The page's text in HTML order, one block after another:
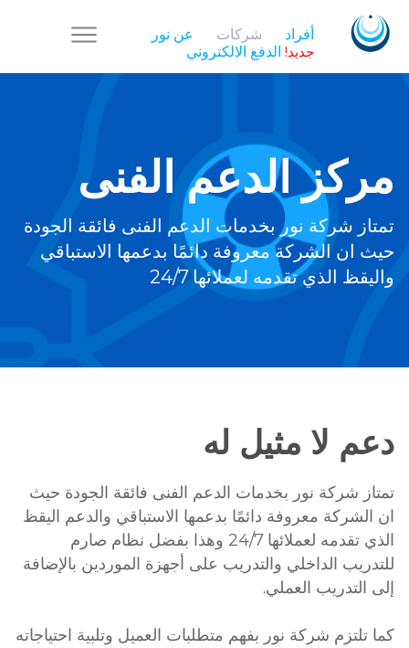
أفراد شركات
عن نور
جديد! الدفع الالكتروني
مركز الدعم الفنى
تمتاز شركة نور بخدمات الدعم الفنى فائقة الجودة
حيث ان الشركة معروفة دائمًا بدعمها الاستباقي
واليقظ الذي تقدمه لعملائها 24/7
دعم لا مثيل له
تمتاز شركة نور بخدمات الدعم الفنى فائقة الجودة حيث
ان الشركة معروفة دائمًا بدعمها الاستباقي والدعم اليقظ
الذي تقدمه لعملائها 24/7 وهذا بفضل نظام صارم
للتدريب الداخلي والتدريب على أجهزة الموردين بالإضافة
إلى التدريب العملي.
كما تلتزم شركة نور بفهم متطلبات العميل وتلبية احتياجاته